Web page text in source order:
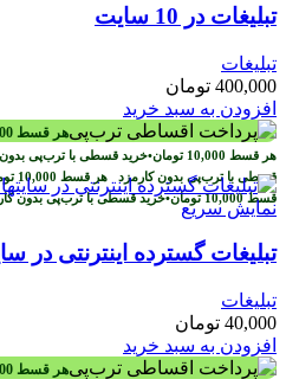
تبلیغات در 10 سایت
تبلیغات
400,000 تومان
افزودن به سبد خرید
هر قسط
هر قسط 10,000 تومان•خرید قسطی با ترب‌پی
قسطی با ترب‌پی بدون کارمزد هر قسط 10,000
قسط10,000 تومان•خرید قسطی با ترب‌پی بدون نمایش سریع
تبلیغات گسترده اینترنتی در
تبلیغات
40,000 تومان
افزودن به سبد خرید
هر قسط